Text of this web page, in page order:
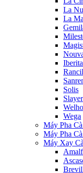
La
La
Solis
Slayer
Wega
Máy Pha
Máy Pha
Máy Xay